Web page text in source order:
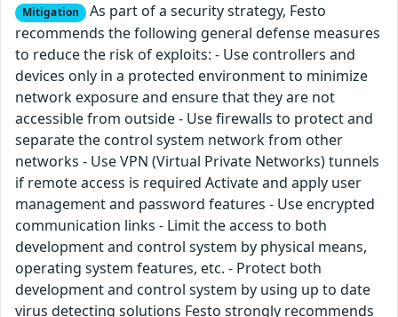
Mitigation As part of a security strategy, Festo
recommends the following general defense measures
to reduce the risk of exploits: - Use controllers and
devices only in a protected environment to minimize
network exposure and ensure that they are not
accessible from outside - Use firewalls to protect and
separate the control system network from other
networks - Use VPN (Virtual Private Networks) tunnels
if remote access is required Activate and apply user
management and password features - Use encrypted
communication links - Limit the access to both
development and control system by physical means,
operating system features, etc. - Protect both
development and control system by using up to date
virus detecting solutions Festo strongly recommends